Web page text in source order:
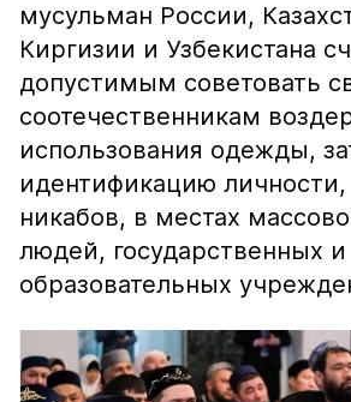
мусульман России,
Киргизии и Узбекистана
допустимым советовать
соотечественникам
использования одежды,
идентификацию
никабов, в местах
людей, государственных и
образовательных